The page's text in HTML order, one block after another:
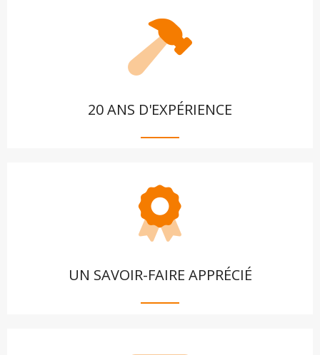
20 ANS D'EXPÉRIENCE
UN SAVOIR-FAIRE APPRÉCIÉ